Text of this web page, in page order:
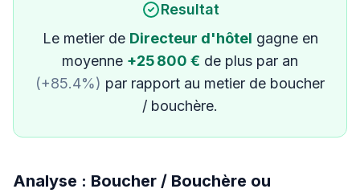
Resultat
Le metier de Directeur d'hôtel gagne en
moyenne +25 800 € de plus par an
(+85.4%) par rapport au metier de boucher
/ bouchère.
Analyse : Boucher / Bouchère ou